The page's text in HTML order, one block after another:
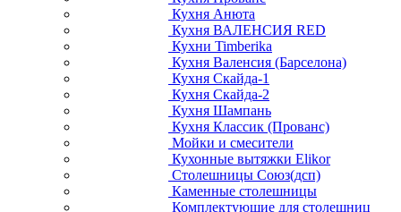
Кухня Анюта
Кухня ВАЛЕНСИЯ RED
Кухни Timberika
Кухня Валенсия (Барселона)
Кухня Скайда-1
Кухня Скайда-2
Кухня Шампань
Кухня Классик (Прованс)
Мойки и смесители
Кухонные вытяжки Elikor
Столешницы Союз(дсп)
Каменные столешницы
Комплектующие для столешниц